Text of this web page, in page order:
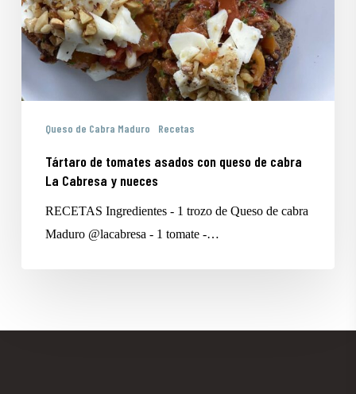
de
cabra
Cabresa
nuecesQueso de Cabra Maduro Recetas
Tártaro de tomates asados con queso de cabra
La Cabresa y nueces
RECETAS Ingredientes - 1 trozo de Queso de cabra
Maduro @lacabresa - 1 tomate -…